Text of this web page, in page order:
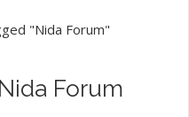
"Nida Forum"
Forum